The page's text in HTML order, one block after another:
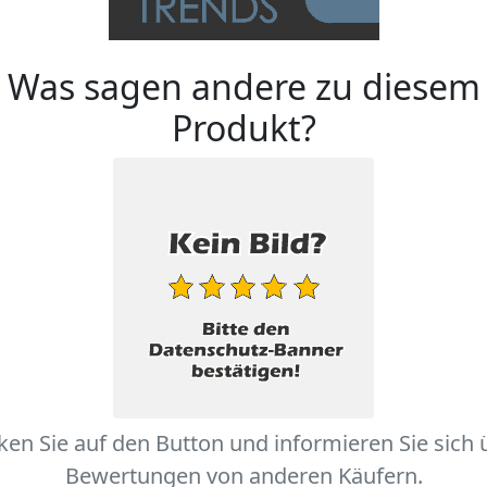
Was sagen andere zu diesem
Produkt?
Sie auf den Button und informieren Sie sich
Bewertungen von anderen Käufern.